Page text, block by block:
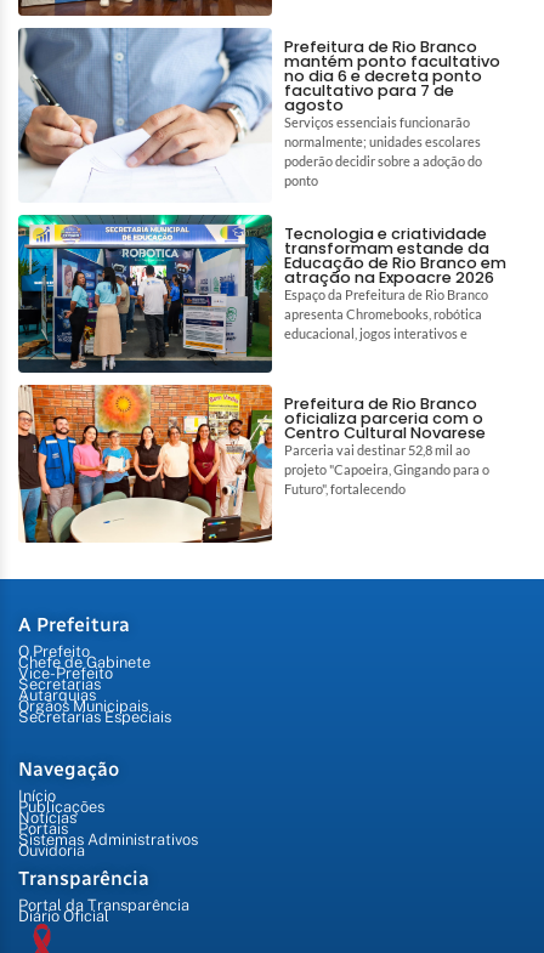
Prefeitura de Rio Branco
mantém ponto facultativo
no dia 6 e decreta ponto
facultativo para 7 de
agosto
Serviços essenciais funcionarão
normalmente; unidades escolares
poderão decidir sobre a adoção do
ponto
Tecnologia e criatividade
transformam estande da
Educação de Rio Branco em
atração na Expoacre 2026
Espaço da Prefeitura de Rio Branco
apresenta Chromebooks, robótica
educacional, jogos interativos e
Prefeitura de Rio Branco
oficializa parceria com o
Centro Cultural Novarese
Parceria vai destinar 52,8 mil ao
projeto "Capoeira, Gingando para o
Futuro", fortalecendo
A Prefeitura
O Prefeito
Chefe de Gabinete
Vice-Prefeito
Secretarias
Autarquias
Órgãos Municipais
Secretarias Especiais
Navegação
Início
Publicações
Notícias
Portais
Sistemas Administrativos
Ouvidoria
Transparência
Portal da Transparência
Diário Oficial